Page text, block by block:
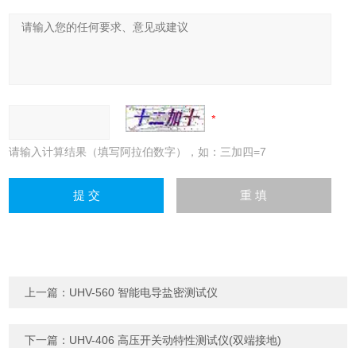
请输入计算结果（填写阿拉伯数字），如：三加四=7
上一篇： UHV-560 智能电导盐密测试仪
下一篇： UHV-406 高压开关动特性测试仪(双端接地)